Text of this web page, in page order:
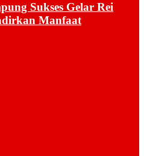
Sukses Gelar Rei
Manfaat